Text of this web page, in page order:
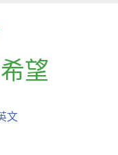
望
文